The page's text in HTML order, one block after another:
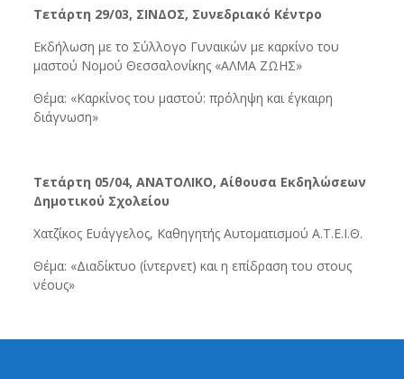
Τετάρτη 29/03, ΣΙΝΔΟΣ, Συνεδριακό Κέντρο
Εκδήλωση με το Σύλλογο Γυναικών με καρκίνο του
μαστού Νομού Θεσσαλονίκης «ΑΛΜΑ ΖΩΗΣ»
Θέμα: «Καρκίνος του μαστού: πρόληψη και έγκαιρη
διάγνωση»
Τετάρτη 05/04, ΑΝΑΤΟΛΙΚΟ, Αίθουσα Εκδηλώσεων
Δημοτικού Σχολείου
Χατζίκος Ευάγγελος, Καθηγητής Αυτοματισμού Α.Τ.Ε.Ι.Θ.
Θέμα: «Διαδίκτυο (ίντερνετ) και η επίδραση του στους
νέους»